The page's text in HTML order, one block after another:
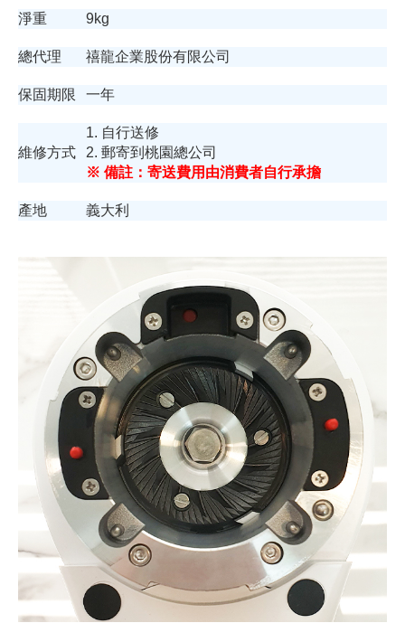
淨重 9kg
總代理 禧龍企業股份有限公司
保固期限 一年
維修方式
1. 自行送修
2. 郵寄到桃園總公司
※ 備註：寄送費用由消費者自行承擔
產地 義大利